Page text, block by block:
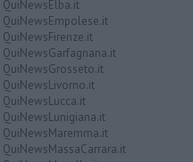
QuiNewsElba.it
QuiNewsEmpolese.it
QuiNewsFirenze.it
QuiNewsGarfagnana.it
QuiNewsGrosseto.it
QuiNewsLivorno.it
QuiNewsLucca.it
QuiNewsLunigiana.it
QuiNewsMaremma.it
QuiNewsMassaCarrara.it